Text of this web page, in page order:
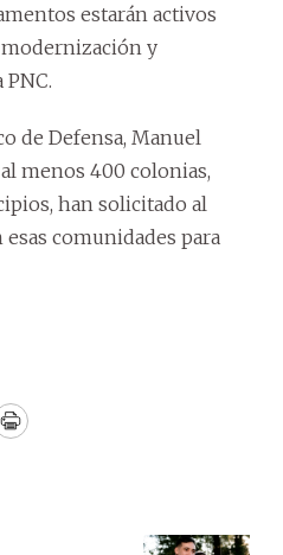
estarán activos
y
de Defensa, Manuel
menos 400 colonias,
han solicitado al
comunidades para
Print